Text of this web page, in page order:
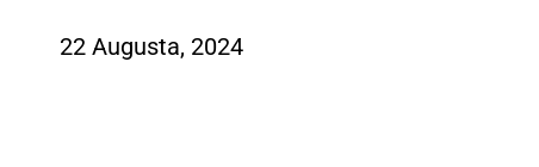
22 Augusta, 2024